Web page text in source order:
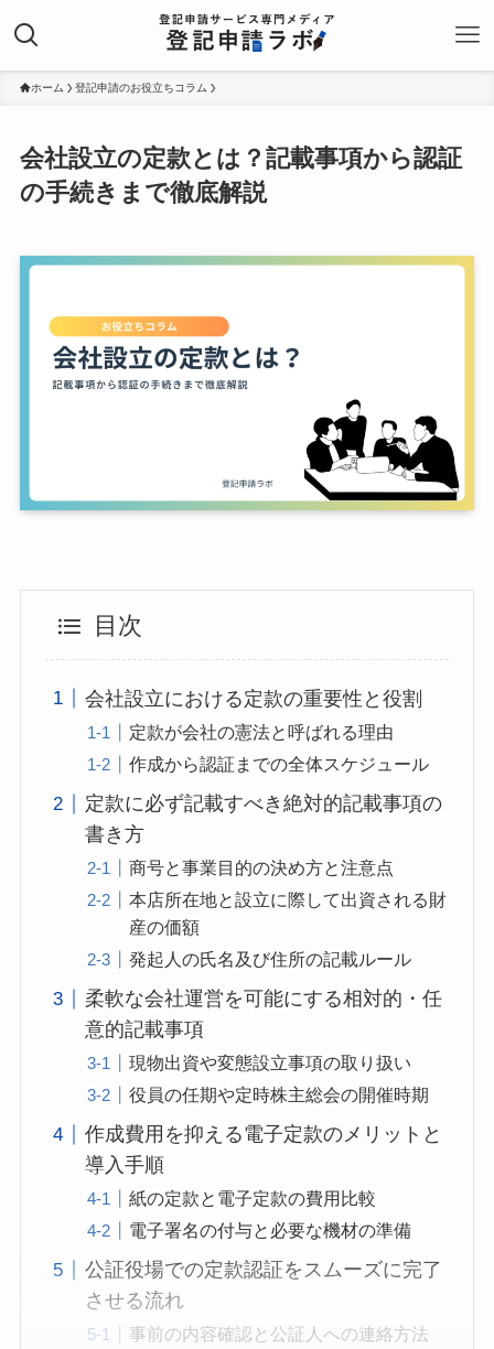
ホーム 登記申請のお役立ちコラム
会社設立の定款とは？記載事項から認証
の手続きまで徹底解説
目次
会社設立における定款の重要性と役割
定款が会社の憲法と呼ばれる理由
作成から認証までの全体スケジュール
定款に必ず記載すべき絶対的記載事項の
書き方
商号と事業目的の決め方と注意点
本店所在地と設立に際して出資される財
産の価額
発起人の氏名及び住所の記載ルール
柔軟な会社運営を可能にする相対的・任
意的記載事項
現物出資や変態設立事項の取り扱い
役員の任期や定時株主総会の開催時期
作成費用を抑える電子定款のメリットと
導入手順
紙の定款と電子定款の費用比較
電子署名の付与と必要な機材の準備
公証役場での定款認証をスムーズに完了
させる流れ
事前の内容確認と公証人への連絡方法